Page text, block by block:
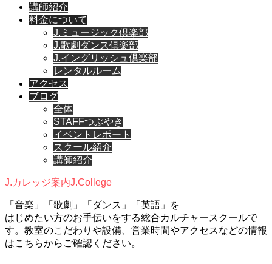
講師紹介
料金について
J.ミュージック倶楽部
J.歌劇ダンス倶楽部
J.イングリッシュ倶楽部
レンタルルーム
アクセス
ブログ
全体
STAFFつぶやき
イベントレポート
スクール紹介
講師紹介
J.カレッジ案内J.College
「音楽」「歌劇」「ダンス」「英語」を
はじめたい方のお手伝いをする総合カルチャースクールで
す。教室のこだわりや設備、営業時間やアクセスなどの情報
はこちらからご確認ください。